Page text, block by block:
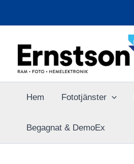
Hem Fototjänster
Begagnat & DemoEx